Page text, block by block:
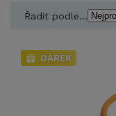
Řadit podle...
DÁREK